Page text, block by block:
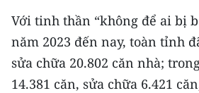
RADIO
MEDIA CENTER
E-Magazine
Với tinh thần “không để ai bị
năm 2023 đến nay, toàn tỉnh
sửa chữa 20.802 căn nhà;
14.381 căn, sửa chữa 6.421